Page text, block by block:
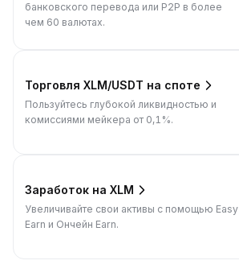
банковского перевода или P2P в более
чем 60 валютах.
Торговля XLM/USDT на споте
Пользуйтесь глубокой ликвидностью и
комиссиями мейкера от 0,1%.
Заработок на XLM
Увеличивайте свои активы с помощью Easy
Earn и Ончейн Earn.